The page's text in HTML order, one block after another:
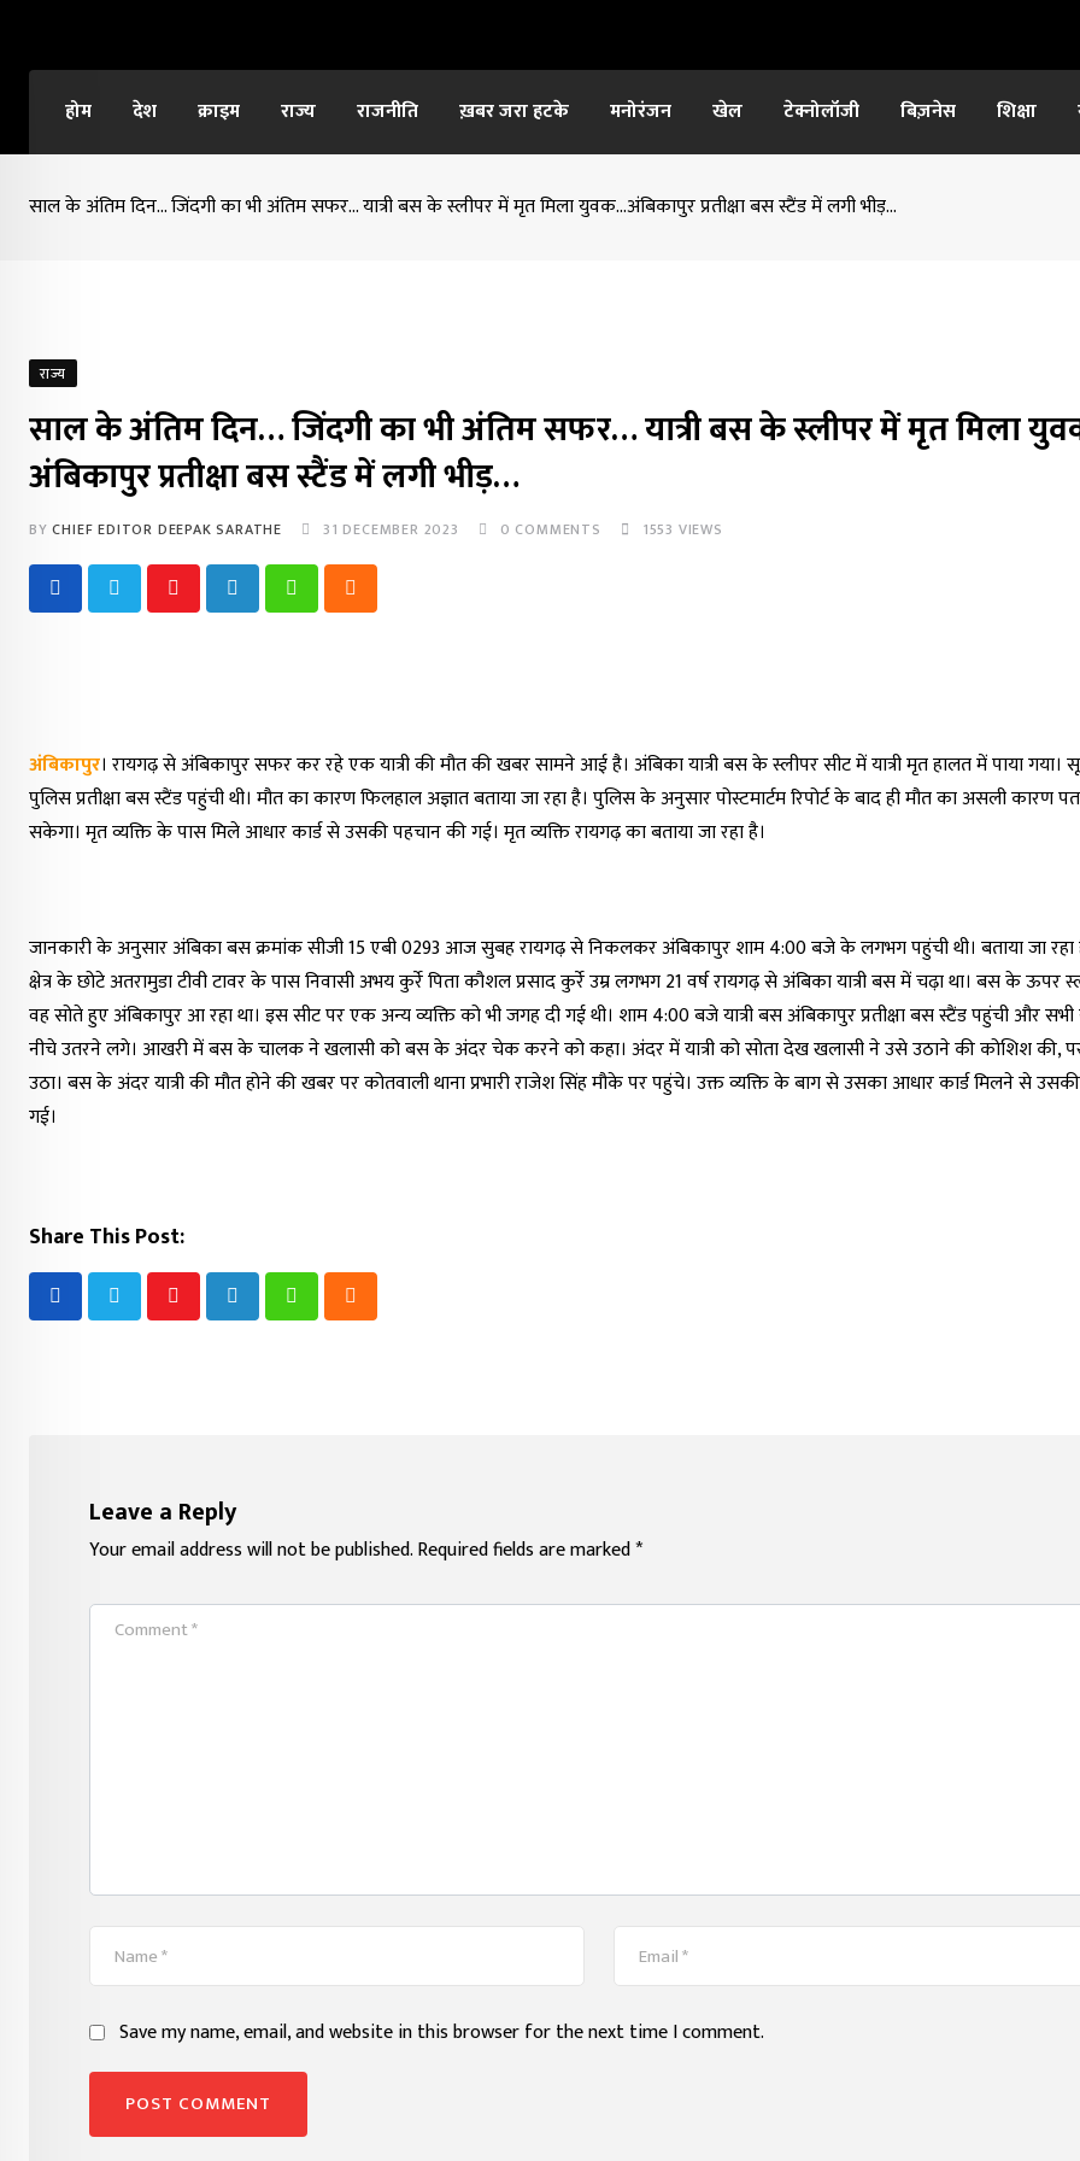
content
होम
देश क्राइम राज्य राजनीति ख़बर जरा हटके मनोरंजन खेल टेक्नोलॉजी बिज़नेस शिक्षा
साल के अंतिम दिन… जिंदगी का भी अंतिम सफर… यात्री बस के स्लीपर में मृत मिला युवक…अंबिकापुर प्रतीक्षा बस स्टैंड में लगी भीड़…
राज्य
साल के अंतिम दिन… जिंदगी का भी अंतिम सफर… यात्री बस के स्लीपर में मृत मिला
अंबिकापुर प्रतीक्षा बस स्टैंड में लगी भीड़…
BYCHIEF EDITOR DEEPAK SARATHE 31 DECEMBER 2023 0 COMMENTS 1553 VIEWS
YoutubeLinkedInWhatsappCloud
अंबिकापुर। रायगढ़ से अंबिकापुर सफर कर रहे एक यात्री की मौत की खबर सामने आई है। अंबिका यात्री बस के स्लीपर सीट में यात्री मृत हालत में पाया गया।
पुलिस प्रतीक्षा बस स्टैंड पहुंची थी। मौत का कारण फिलहाल अज्ञात बताया जा रहा है। पुलिस के अनुसार पोस्टमार्टम रिपोर्ट के बाद ही मौत का असली कारण
सकेगा। मृत व्यक्ति के पास मिले आधार कार्ड से उसकी पहचान की गई। मृत व्यक्ति रायगढ़ का बताया जा रहा है।
जानकारी के अनुसार अंबिका बस क्रमांक सीजी 15 एबी 0293 आज सुबह रायगढ़ से निकलकर अंबिकापुर शाम 4:00 बजे के लगभग पहुंची थी। बताया जा रहा
क्षेत्र के छोटे अतरामुडा टीवी टावर के पास निवासी अभय कुर्रे पिता कौशल प्रसाद कुर्रे उम्र लगभग 21 वर्ष रायगढ़ से अंबिका यात्री बस में चढ़ा था। बस के ऊपर
वह सोते हुए अंबिकापुर आ रहा था। इस सीट पर एक अन्य व्यक्ति को भी जगह दी गई थी। शाम 4:00 बजे यात्री बस अंबिकापुर प्रतीक्षा बस स्टैंड पहुंची और सभी
नीचे उतरने लगे। आखरी में बस के चालक ने खलासी को बस के अंदर चेक करने को कहा। अंदर में यात्री को सोता देख खलासी ने उसे उठाने की कोशिश की,
उठा। बस के अंदर यात्री की मौत होने की खबर पर कोतवाली थाना प्रभारी राजेश सिंह मौके पर पहुंचे। उक्त व्यक्ति के बाग से उसका आधार कार्ड मिलने से
गई।
Share This Post:
YoutubeLinkedInWhatsappCloud
Leave a Reply
Your email address will not be published.Required fields are marked*
Save my name, email, and website in this browser for the next time I comment.